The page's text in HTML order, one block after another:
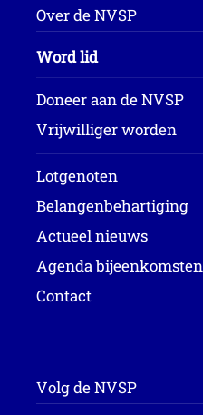
Over de NVSP
Word lid
Doneer aan de NVSP
Vrijwilliger worden
Lotgenoten
Belangenbehartiging
Actueel nieuws
Agenda bijeenkomsten
Contact
Volg de NVSP